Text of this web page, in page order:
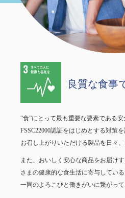
良質な食事
“食”にとって最も重要な要素である安
FSSC22000認証をはじめとする対策
お召し上がりいただける製品を日々、
また、おいしく安心な商品をお届け
さまの健康的な食生活に寄与してい
一同のよろこびと働きがいに繋がって